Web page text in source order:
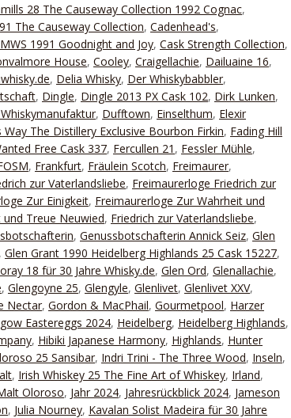
28 The Causeway Collection 1992 Cognac,
The Causeway Collection, Cadenhead's,
1991 Goodnight and Joy, Cask Strength Collection,
House, Cooley, Craigellachie, Dailuaine 16,
, Delia Whisky, Der Whiskybabbler,
, Dingle, Dingle 2013 PX Cask 102, Dirk Lunken,
, Dufftown, Einselthum, Elexir
Way The Distillery Exclusive Bourbon Firkin, Fading Hill
Free Cask 337, Fercullen 21 , Fessler Mühle,
, Frankfurt, Fräulein Scotch, Freimaurer,
zur Vaterlandsliebe, Freimaurerloge Friedrich zur
Zur Einigkeit, Freimaurerloge Zur Wahrheit und
Treue Neuwied, Friedrich zur Vaterlandsliebe,
, Genussbotschafterin Annick Seiz, Glen
, Glen Grant 1990 Heidelberg Highlands 25 Cask 15227,
18 für 30 Jahre Whisky.de, Glen Ord, Glenallachie,
, Glengoyne 25, Glengyle, Glenlivet, Glenlivet XXV,
Nectar, Gordon & MacPhail, Gourmetpool, Harzer
Eastereggs 2024, Heidelberg, Heidelberg Highlands,
, Hibiki Japanese Harmony, Highlands, Hunter
25 Sansibar, Indri Trini - The Three Wood, Inseln,
, Irish Whiskey 25 The Fine Art of Whiskey, Irland,
Oloroso, Jahr 2024, Jahresrückblick 2024, Jameson
, Julia Nourney, Kavalan Solist Madeira für 30 Jahre